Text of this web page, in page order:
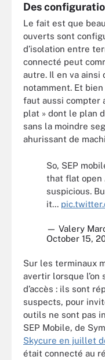
Des
Le fait est que
ouverts sont
d’isolation entre
connecté peut
autre. Il en va ainsi
notamment. Et bien
faut aussi compter
plat » dont le plan
sans la moindre
ahurissant de
So, SEP
that flat open
suspicious.
it...
— Valery
October 15,
Sur les terminaux
avertir lorsque l’on
d’accès : ils sont
suspects, pour
outils ne sont pas
SEP Mobile, de
Skycure en juillet
était connecté au